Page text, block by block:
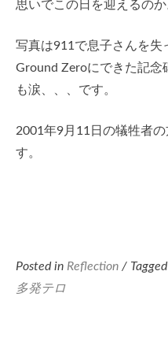
思いでこの日を迎えるのか
写真は911で息子さんを失
Ground Zeroにできた記念
も涙、、、です。
2001年9月11日の犠牲者
す。
Posted in Reflection / Tagged
多発テロ